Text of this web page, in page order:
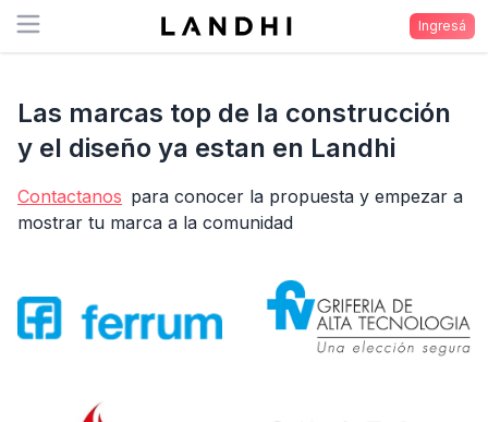
Open menu Ingresá
Las marcas top de la construcción
y el diseño ya estan en Landhi
Contactanos para conocer la propuesta y empezar a
mostrar tu marca a la comunidad